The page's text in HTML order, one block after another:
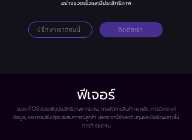
อย่างรวดเร็วและมีประสิทธิภาพ
ปรึกษาเราตอนนี้ ิติดต่อเรา
ฟีเจอร์
ระบบ POS ช่วยเพิ่มประสิทธิภาพการขาย, การจัดการสินค้าคงคลัง, การวิเคราะห์
ข้อมูล, และการปรับปรุงประสบการณ์ลูกค้า นอกจากนี้ยังลดต้นทุนและข้อผิดพลาดใน
การดำเนินงาน